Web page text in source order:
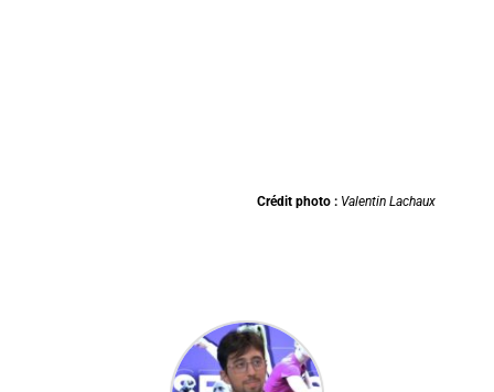
Crédit photo : Valentin Lachaux